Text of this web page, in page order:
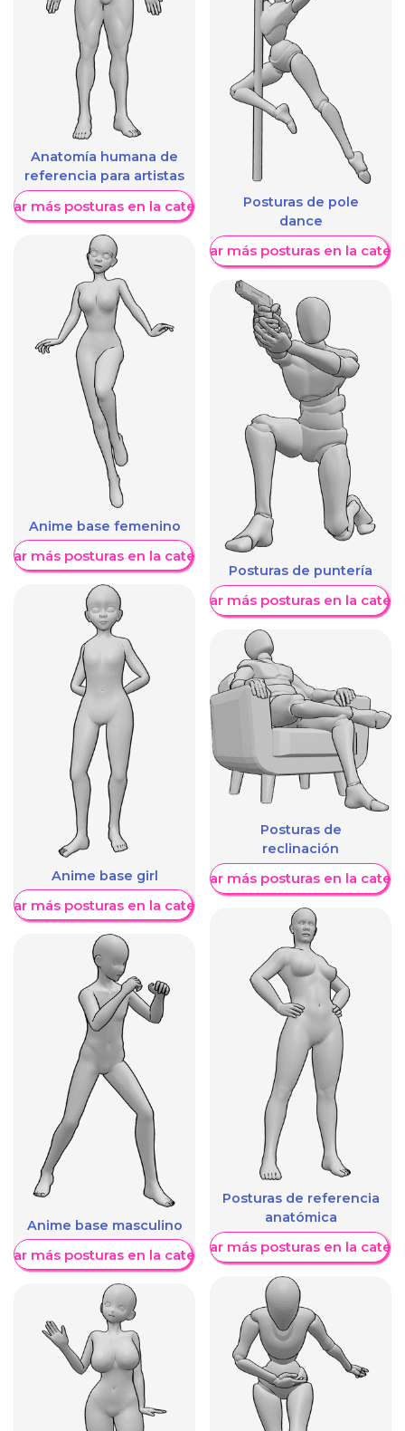
Anatomía humana de
referencia para artistas
más posturas en la categoría
Anime base femenino
más posturas en la categoría
Anime base girl
más posturas en la categoría
Anime base masculino
más posturas en la categoría
Posturas de pole
dance
Mostrar más posturas en la
Posturas de puntería
Mostrar más posturas en la
Posturas de
reclinación
Mostrar más posturas en la
Posturas de referencia
anatómica
Mostrar más posturas en la